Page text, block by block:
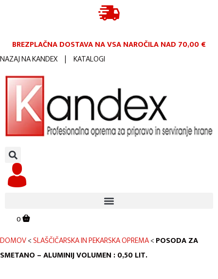
BREZPLAČNA DOSTAVA NA VSA NAROČILANAD 70,00 €
NAZAJ NA KANDEX | KATALOGI
0
DOMOV<SLAŠČIČARSKA IN PEKARSKA OPREMA<POSODA ZA
SMETANO – ALUMINIJ VOLUMEN : 0,50 LIT.